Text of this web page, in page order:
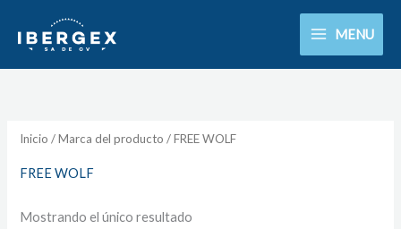
MENU
Inicio / Marca del producto / FREE WOLF
FREE WOLF
Mostrando el único resultado